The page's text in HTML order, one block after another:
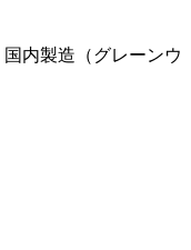
内製造（グレーンウ